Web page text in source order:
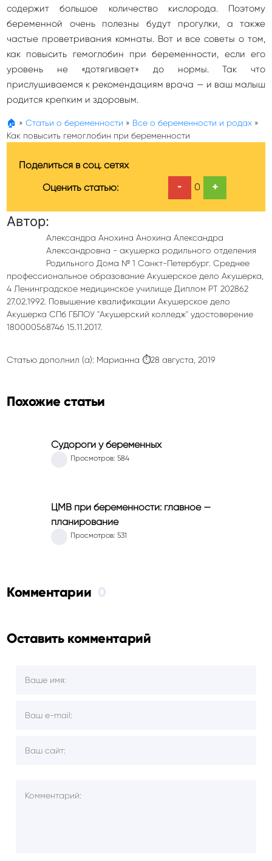
содержит большое количество кислорода. Поэтому
беременной очень полезны будут прогулки, а также
частые проветривания комнаты. Вот и все советы о том,
как повысить гемоглобин при беременности, если его
уровень не «дотягивает» до нормы. Так что
прислушиваемся к рекомендациям врача — и ваш малыш
родится крепким и здоровым.
🏠 » Статьи о беременности » Все о беременности и родах »
Как повысить гемоглобин при беременности
Поделиться в соц. сетях
Оценить статью:
- 0 +
Автор:
Александра Анохина Анохина Александра
Александровна - акушерка родильного отделения
Родильного Дома № 1 Санкт-Петербург. Среднее
профессиональное образование Акушерское дело Акушерка,
4 Ленинградское медицинское училище Диплом РТ 202862
27.02.1992. Повышение квалификации Акушерское дело
Акушерка СПб ГБПОУ "Акушерский колледж" удостоверение
180000568746 15.11.2017.
Статью дополнил (а): Марианна ⏱28 августа, 2019
Похожие статьи
Судороги у беременных
Просмотров: 584
ЦМВ при беременности: главное —
планирование
Просмотров: 531
Комментарии 0
Оставить комментарий